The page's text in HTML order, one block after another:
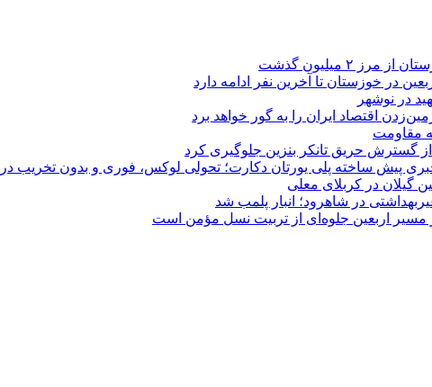
۲ میلیون گذشت
در خوزستان تا آخرین نفر ادامه دارد
در نوشهر
اقتصاد ایران را به گور خواهد برد
مقاومت
گسترش حریق تانکر بنزین جلوگیری کرد
گچبری پیش ساخته پلی یورتان دکارت؛ تحولی لوکس، فوری و بدون تخریب
گیلان در کربلای معلی
مسیر اربعین جلوه‌ای از تربیت نسل مؤمن است